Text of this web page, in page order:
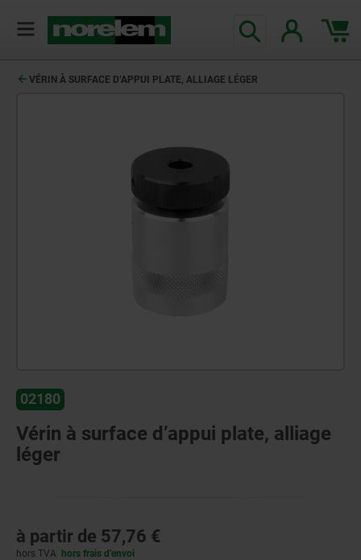
VÉRIN À SURFACE D’APPUI PLATE, ALLIAGE LÉGER
02180
Vérin à surface d’appui plate, alliage
léger
à partir de 57,76 €
hors TVA hors frais d’envoi